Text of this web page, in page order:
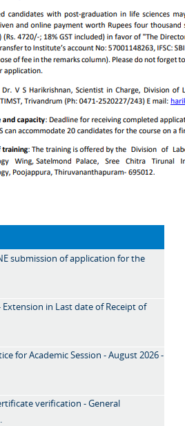
submission of application for the
in Last date of Receipt of
for Academic Session - August 2026 -
verification - General